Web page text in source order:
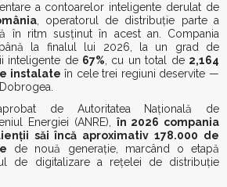
a contoarelor inteligente derulat de
, operatorul de distribuție parte a
în ritm susținut în acest an. Compania
la finalul lui 2026, la un grad de
inteligente de 67%, cu un total de 2,164
instalate în cele trei regiuni deservite —
de Autoritatea Națională de
Energiei (ANRE), în 2026 compania
nții săi încă aproximativ 178.000 de
de nouă generație, marcând o etapă
de digitalizare a rețelei de distribuție